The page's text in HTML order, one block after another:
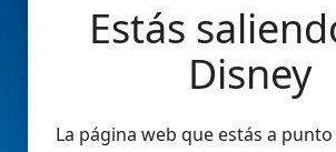
Estás
Disney
La página web que estás a